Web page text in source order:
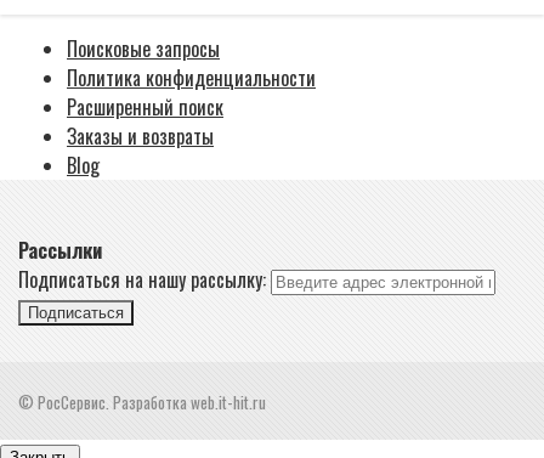
Поисковые запросы
Политика конфиденциальности
Расширенный поиск
Заказы и возвраты
Blog
Рассылки
Подписаться на нашу рассылку:
Подписаться
© РосСервис. Разработка web.it-hit.ru